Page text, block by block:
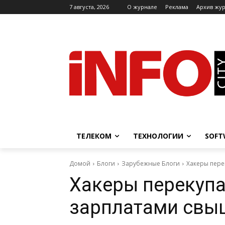
7 августа, 2026 O журнале Реклама Архив
ТЕЛЕКОМ ТЕХНОЛОГИИ
Домой Блоги Зарубежные Блоги Хакеры
Хакеры
зарплатами